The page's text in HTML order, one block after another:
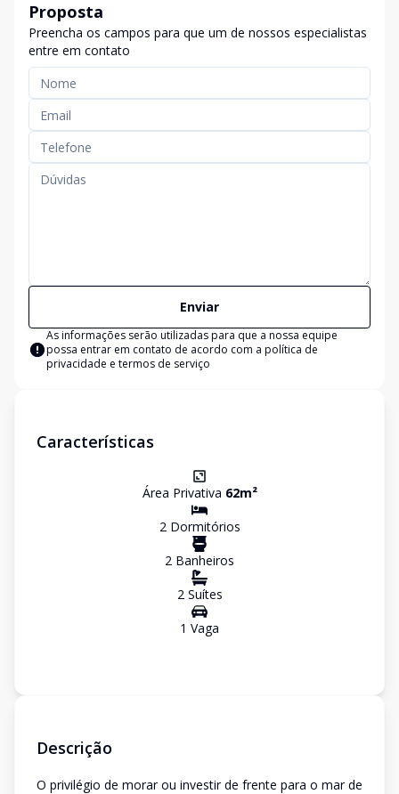
Proposta
Preencha os campos para que um de nossos especialistas
entre em contato
Enviar
As informações serão utilizadas para que a nossa equipe
possa entrar em contato de acordo com a política de
privacidade e termos de serviço
Características
Área Privativa 62m²
2Dormitórios
2 Banheiros
2Suítes
1 Vaga
Descrição
O privilégio de morar ou investir de frente para o mar de